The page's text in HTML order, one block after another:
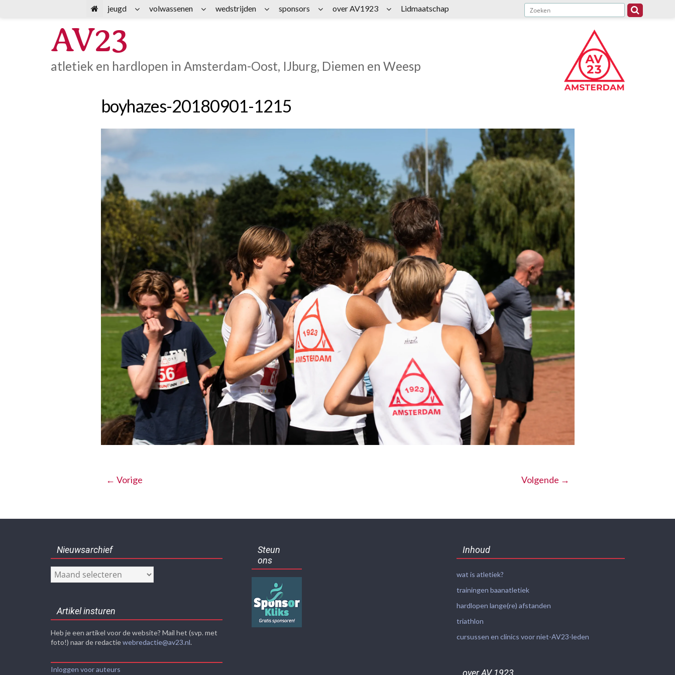
AV23
atletiek en hardlopen in Amsterdam-Oost, IJburg, Diemen en Weesp
boyhazes-20180901-1215
← Vorige Volgende →
Nieuwsarchief
Nieuwsarchief
Artikel insturen
Heb je een artikel voor de website? Mail het (svp. met
foto!) naar de redactiewebredactie@av23.nl.
Inloggen voor auteurs
Steun
ons
Inhoud
wat is atletiek?
trainingen baanatletiek
hardlopen lange(re) afstanden
triathlon
cursussen en clinics voor niet-AV23-leden
over AV 1923
jeugd volwassenen wedstrijden sponsors over AV1923 Lidmaatschap